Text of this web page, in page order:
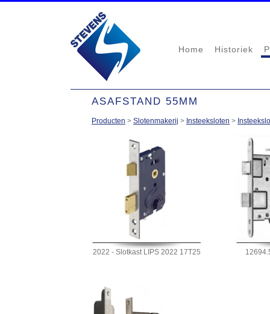
Home Historiek
ASAFSTAND 55MM
Producten > Slotenmakerij > Insteeksloten >
2022 - Slotkast LIPS 2022 17T25